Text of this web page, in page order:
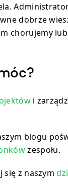
dobrze
chorujemy
i
blogu
zespołu.
się z naszym